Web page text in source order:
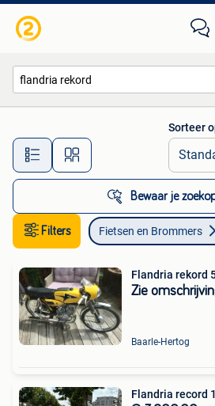
Alle afstanden…
Sorteer
Bewaar je
Filters Fietsen en Brommers
Flandria rekord
Zie
Baarle-Hertog
Flandria record